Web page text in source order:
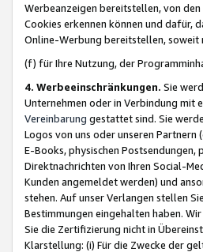
Werbeanzeigen bereitstellen, von
Cookies erkennen können und dafür,
Online-Werbung bereitstellen, soweit
(f) für Ihre Nutzung, der
4. Werbeeinschränkungen. Sie
Unternehmen oder in Verbindung mit
Vereinbarung gestattet sind. Sie
Logos von uns oder unseren
E-Books, physischen
Direktnachrichten von Ihren Social-
Kunden angemeldet werden) und
stehen. Auf unser Verlangen stellen
Bestimmungen eingehalten haben.
Sie die Zertifizierung nicht in
Klarstellung: (i) Für die Zwecke der